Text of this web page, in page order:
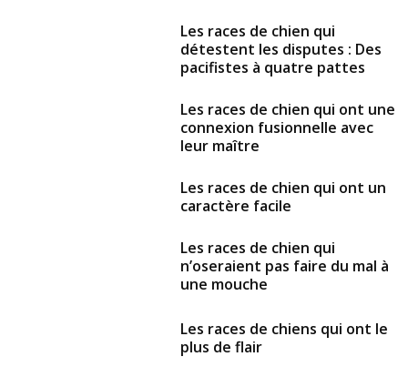
Les races de chien qui
détestent les disputes : Des
pacifistes à quatre pattes
Les races de chien qui ont une
connexion fusionnelle avec
leur maître
Les races de chien qui ont un
caractère facile
Les races de chien qui
n’oseraient pas faire du mal à
une mouche
Les races de chiens qui ont le
plus de flair